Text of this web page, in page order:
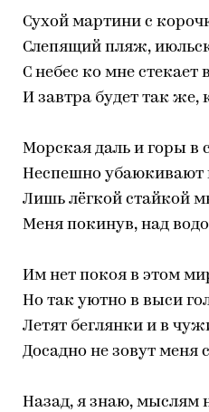
Сухой мартини с
Слепящий пляж,
С небес ко мне стекает
И завтра будет так же,
Морская даль и горы в
Неспешно убаюкивают
Лишь лёгкой стайкой
Меня покинув, над
Им нет покоя в этом
Но так уютно в выси
Летят беглянки и в
Досадно не зовут меня
Назад, я знаю, мыслям